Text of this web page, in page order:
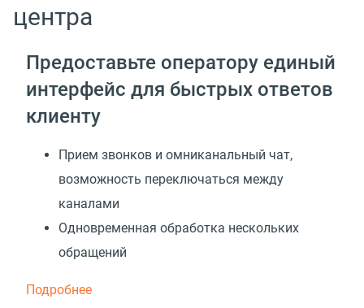
центра
Предоставьте оператору единый
интерфейс для быстрых ответов
клиенту
Прием звонков и омниканальный чат,
возможность переключаться между
каналами
Одновременная обработка нескольких
обращений
Подробнее